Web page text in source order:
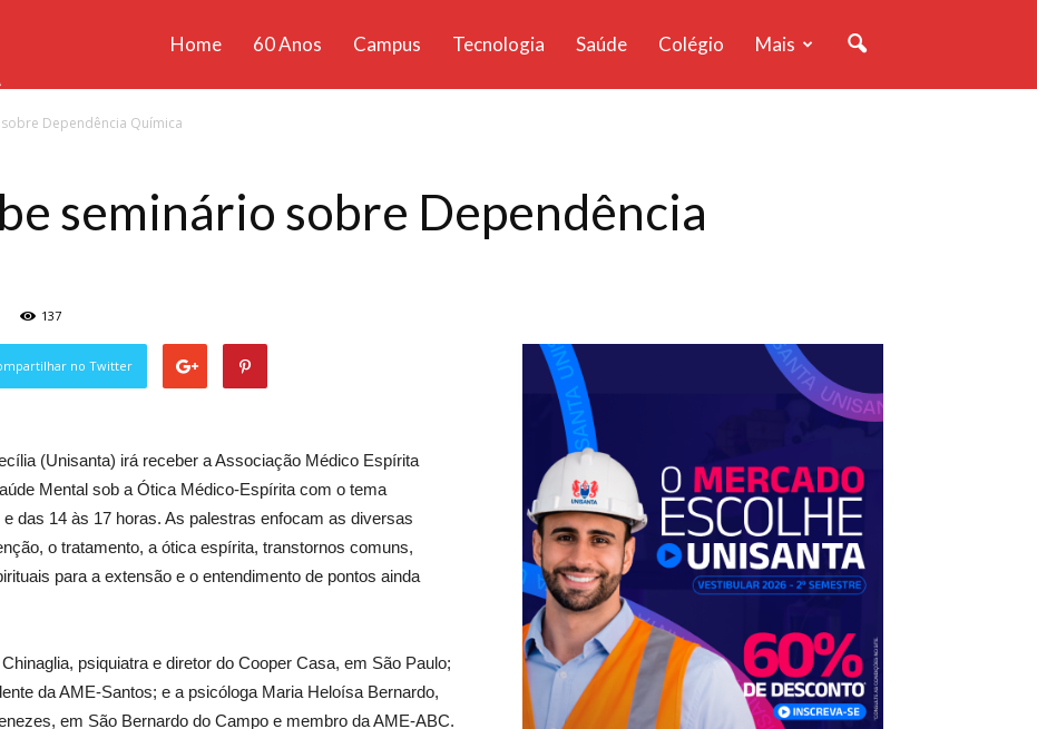
Unisanta
Home 60 Anos Campus Tecnologia Saúde Colégio Mais
Dependência Química
seminário sobre Dependência
137
no Twitter
(Unisanta) irá receber a Associação Médico Espírita
Mental sob a Ótica Médico-Espírita com o tema
das 14 às 17 horas. As palestras enfocam as diversas
o tratamento, a ótica espírita, transtornos comuns,
para a extensão e o entendimento de pontos ainda
psiquiatra e diretor do Cooper Casa, em São Paulo;
da AME-Santos; e a psicóloga Maria Heloísa Bernardo,
em São Bernardo do Campo e membro da AME-ABC.